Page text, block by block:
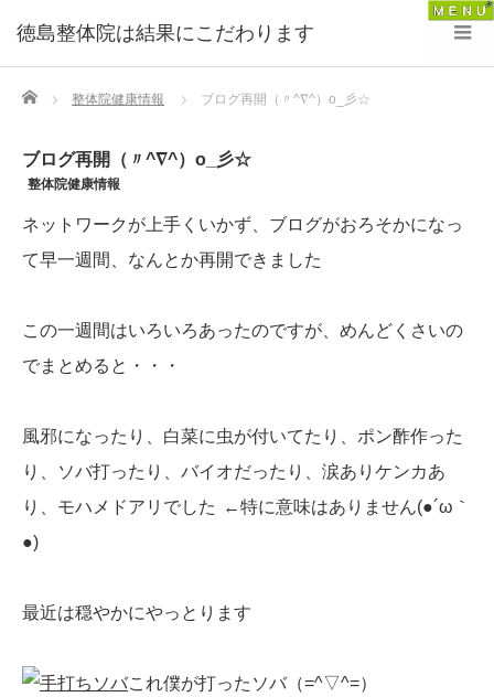
徳島整体院は結果にこだわります
Home 整体院健康情報 ブログ再開（〃^∇^）o_彡☆
ブログ再開（〃^∇^）o_彡☆
整体院健康情報
ネットワークが上手くいかず、ブログがおろそかになっ
て早一週間、なんとか再開できました
この一週間はいろいろあったのですが、めんどくさいの
でまとめると・・・
風邪になったり、白菜に虫が付いてたり、ポン酢作った
り、ソバ打ったり、バイオだったり、涙ありケンカあ
り、モハメドアリでした
←特に意味はありません(●´ω｀
●)ゞ
最近は穏やかにやっとります
これ僕が打ったソバ（=^▽^=）